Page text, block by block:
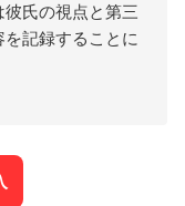
氏の視点と第三
記録することに